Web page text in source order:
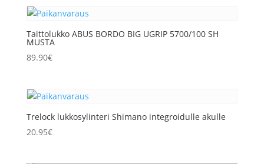
Taittolukko ABUS BORDO BIG UGRIP 5700/100 SH
MUSTA
89.90€
Trelock lukkosylinteri Shimano integroidulle akulle
20.95€